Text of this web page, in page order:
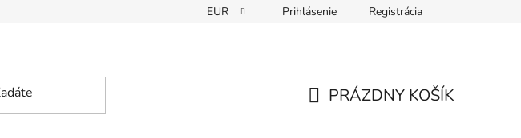
osobných údajov Napíšte nám
EUR Prihlásenie Registrácia
PRÁZDNY KOŠÍK